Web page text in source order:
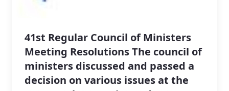
41st Regular Council of Ministers
Meeting Resolutions The council of
ministers discussed and passed a
decision on various issues at the